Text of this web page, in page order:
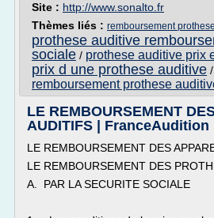
Site : http://www.sonalto.fr
Thèmes liés : remboursement
prothese auditive
sociale / prothese auditive prix
prix d une prothese auditive /
remboursement prothese
LE REMBOURSEMENT
AUDITIFS | FranceAudition
LE REMBOURSEMENT DES
LE REMBOURSEMENT DES
A. PAR LA SECURITE SOCIALE